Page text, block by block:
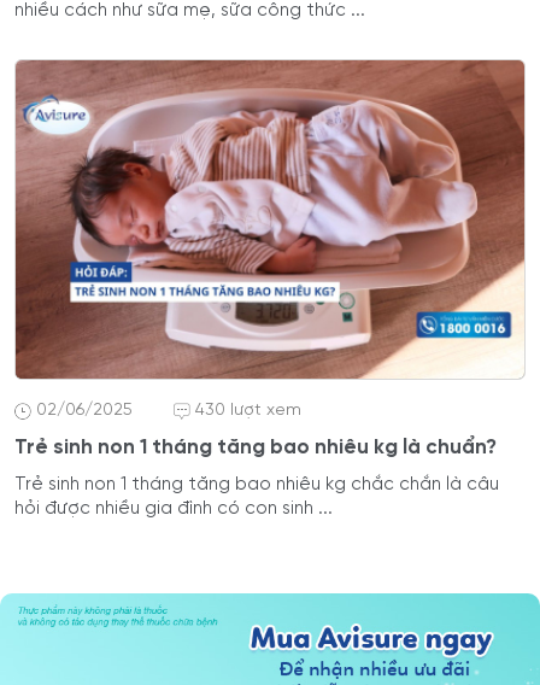
nhiều cách như sữa mẹ, sữa công thức ...
02/06/2025 430 lượt xem
Trẻ sinh non 1 tháng tăng bao nhiêu kg là chuẩn?
Trẻ sinh non 1 tháng tăng bao nhiêu kg chắc chắn là câu
hỏi được nhiều gia đình có con sinh ...